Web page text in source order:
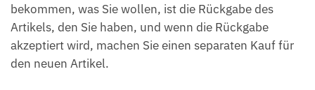
bekommen, was Sie wollen, ist die Rückgabe des
Artikels, den Sie haben, und wenn die Rückgabe
akzeptiert wird, machen Sie einen separaten Kauf für
den neuen Artikel.